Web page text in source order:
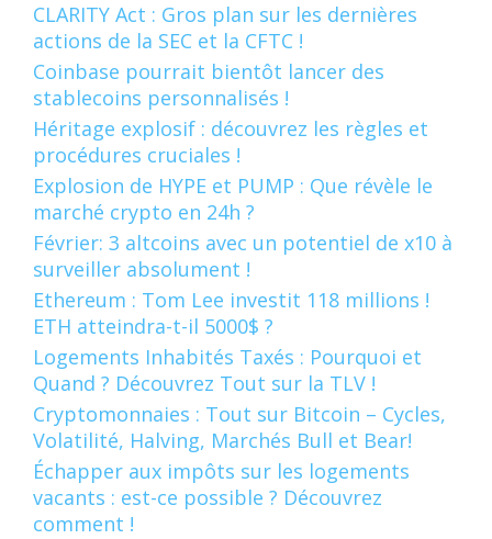
CLARITY Act : Gros plan sur les dernières
actions de la SEC et la CFTC !
Coinbase pourrait bientôt lancer des
stablecoins personnalisés !
Héritage explosif : découvrez les règles et
procédures cruciales !
Explosion de HYPE et PUMP : Que révèle le
marché crypto en 24h ?
Février: 3 altcoins avec un potentiel de x10 à
surveiller absolument !
Ethereum : Tom Lee investit 118 millions !
ETH atteindra-t-il 5000$ ?
Logements Inhabités Taxés : Pourquoi et
Quand ? Découvrez Tout sur la TLV !
Cryptomonnaies : Tout sur Bitcoin – Cycles,
Volatilité, Halving, Marchés Bull et Bear!
Échapper aux impôts sur les logements
vacants : est-ce possible ? Découvrez
comment !